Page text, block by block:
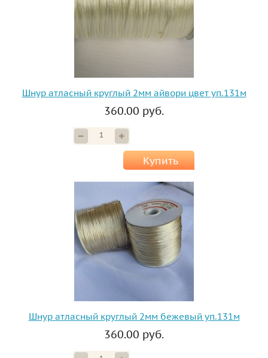
Шнур атласный круглый 2мм айвори цвет уп.131м
360.00 руб.
Купить
Шнур атласный круглый 2мм бежевый уп.131м
360.00 руб.